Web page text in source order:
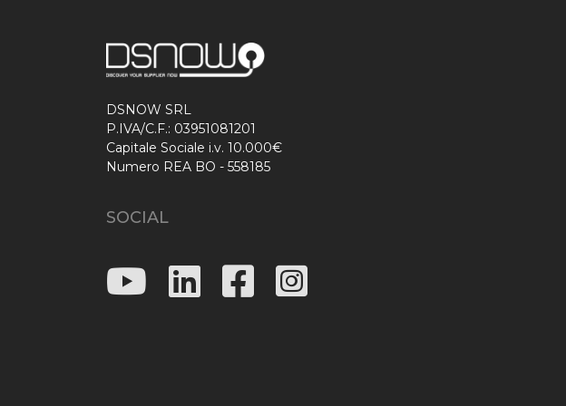
DSNOW SRL
P.IVA/C.F.: 03951081201
Capitale Sociale i.v. 10.000€
Numero REA BO - 558185
SOCIAL